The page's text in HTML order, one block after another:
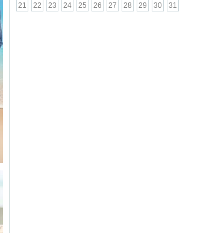
21
22 23 24 25 26 27 28 29 30 31